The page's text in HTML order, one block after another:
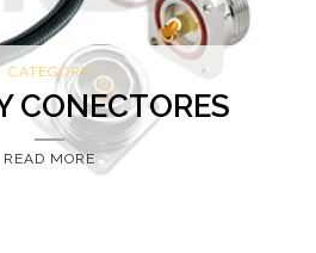
CATEGORY
CONECTORES
READ MORE